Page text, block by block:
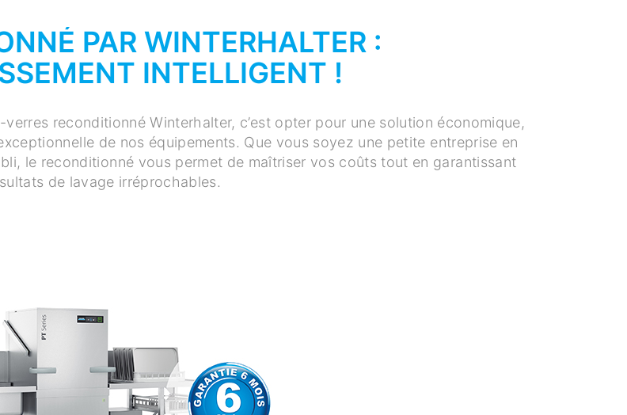
PAR WINTERHALTER :
INTELLIGENT !
reconditionné Winterhalter, c’est opter pour une solution économique,
de nos équipements. Que vous soyez une petite entreprise en
le reconditionné vous permet de maîtriser vos coûts tout en garantissant
de lavage irréprochables.